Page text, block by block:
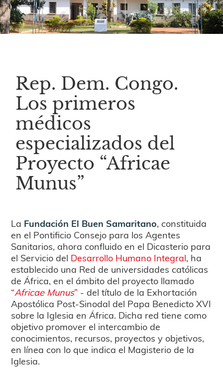
Rep. Dem. Congo.
Los primeros
médicos
especializados del
Proyecto “Africae
Munus”
La Fundación El Buen Samaritano, constituida
en el Pontificio Consejo para los Agentes
Sanitarios, ahora confluido en el Dicasterio para
el Servicio del Desarrollo Humano Integral, ha
establecido una Red de universidades católicas
de África, en el ámbito del proyecto llamado
“Africae Munus” - del título de la Exhortación
Apostólica Post-Sinodal del Papa Benedicto XVI
sobre la Iglesia en África. Dicha red tiene como
objetivo promover el intercambio de
conocimientos, recursos, proyectos y objetivos,
en línea con lo que indica el Magisterio de la
Iglesia.